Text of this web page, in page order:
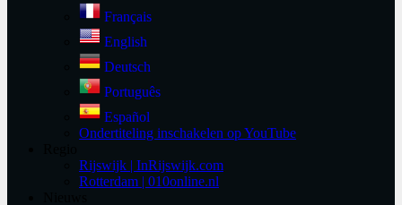
Français
English
Deutsch
Português
Español
Ondertiteling inschakelen op YouTube
Rijswijk | InRijswijk.com
Rotterdam | 010online.nl